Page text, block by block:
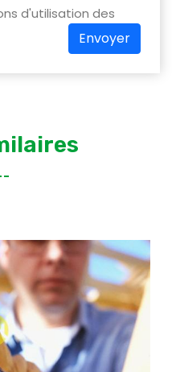
d'utilisation des
Envoyer